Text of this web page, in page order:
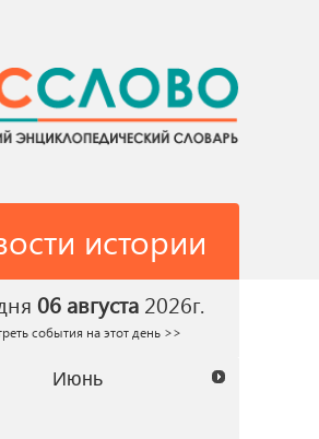
истории
06 августа 2026г.
события на этот день >>
Июнь